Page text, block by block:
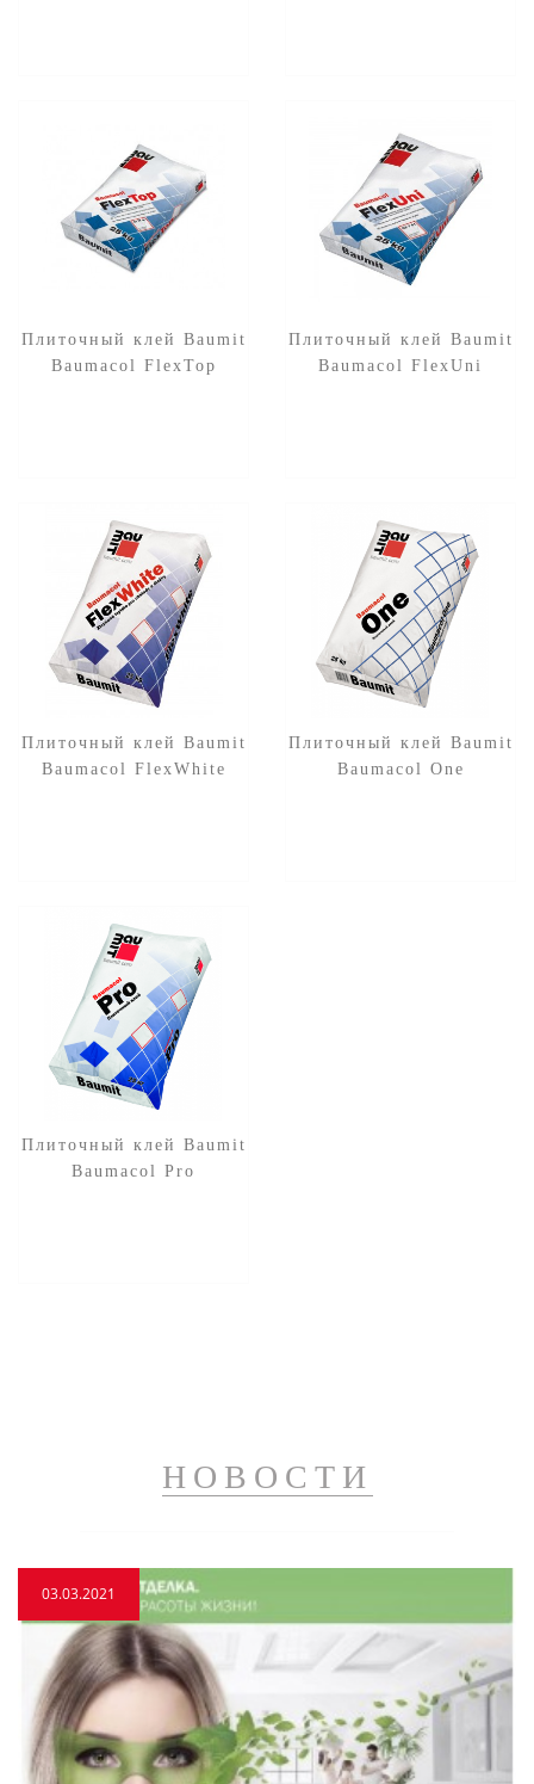
Плиточный клей Baumit
Baumacol FlexTop
Плиточный клей Baumit
Baumacol FlexUni
Плиточный клей Baumit
Baumacol FlexWhite
Плиточный клей Baumit
Baumacol One
Плиточный клей Baumit
Baumacol Pro
НОВОСТИ
03.03.2021